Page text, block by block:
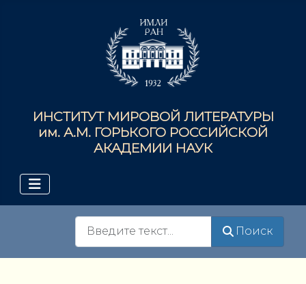
ИНСТИТУТ МИРОВОЙ ЛИТЕРАТУРЫ
им. А.М. ГОРЬКОГО РОССИЙСКОЙ
АКАДЕМИИ НАУК
Поиск